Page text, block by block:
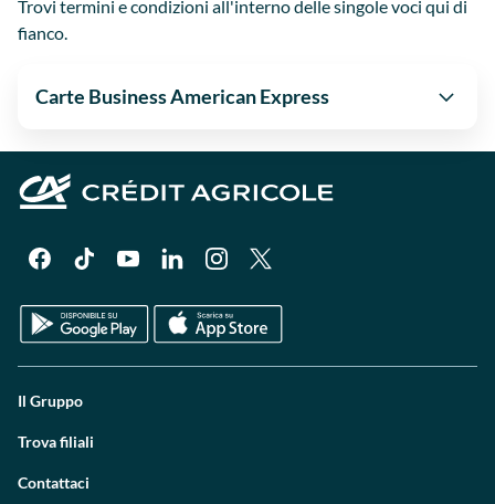
Trovi termini e condizioni all'interno delle singole voci qui di
fianco.
Carte Business American Express
Il Gruppo
Trova filiali
Contattaci